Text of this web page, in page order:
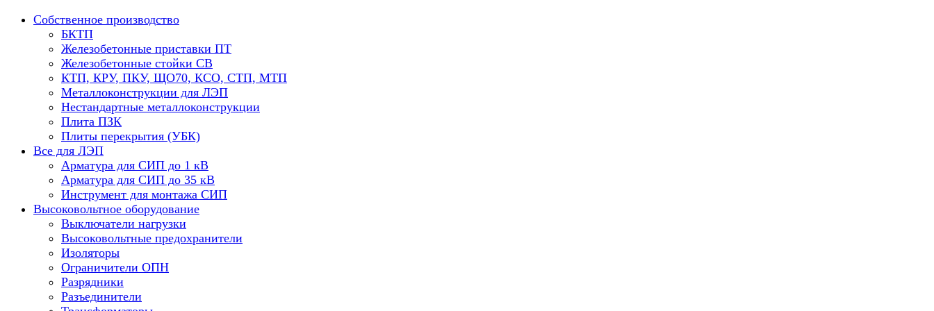
Собственное производство
БКТП
Железобетонные приставки ПТ
Железобетонные стойки СВ
КТП, КРУ, ПКУ, ЩО70, КСО, СТП, МТП
Металлоконструкции для ЛЭП
Нестандартные металлоконструкции
Плита ПЗК
Плиты перекрытия (УБК)
Все для ЛЭП
Арматура для СИП до 1 кВ
Арматура для СИП до 35 кВ
Инструмент для монтажа СИП
Высоковольтное оборудование
Выключатели нагрузки
Высоковольтные предохранители
Изоляторы
Ограничители ОПН
Разрядники
Разъединители